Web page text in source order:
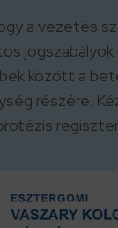
a vezetés
között a
részére.